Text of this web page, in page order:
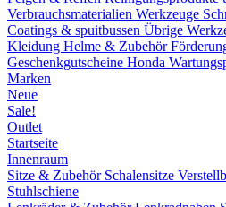
Verbrauchsmaterialien Werkzeuge
Coatings & spuitbussen Übrige
Kleidung Helme & Zubehör
Geschenkgutscheine Honda
Marken
Neue
Sale!
Outlet
Startseite
Innenraum
Sitze & Zubehör Schalensitze
Stuhlschiene